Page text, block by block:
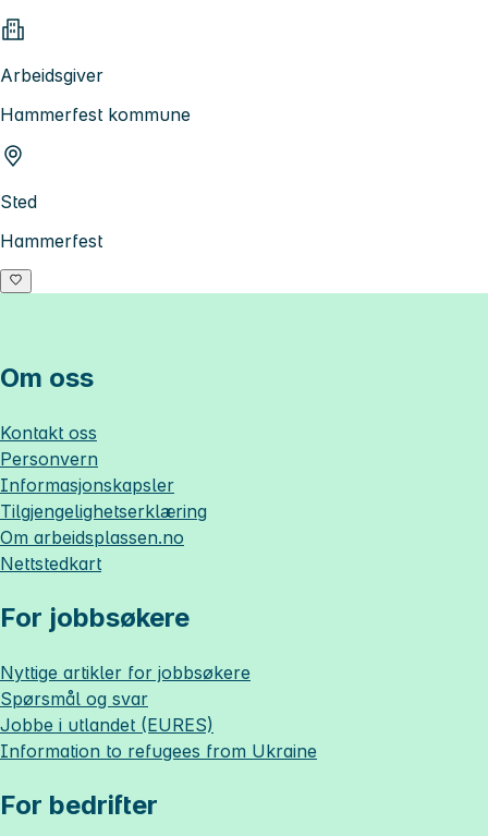
Arbeidsgiver
Hammerfest kommune
Sted
Hammerfest
Om oss
Kontakt oss
Personvern
Informasjonskapsler
Tilgjengelighetserklæring
Om arbeidsplassen.no
Nettstedkart
For jobbsøkere
Nyttige artikler for jobbsøkere
Spørsmål og svar
Jobbe i utlandet (EURES)
Information to refugees from Ukraine
For bedrifter